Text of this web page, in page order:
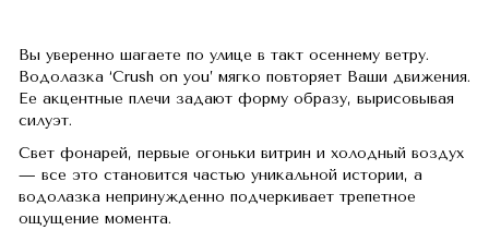
Вы уверенно шагаете по улице в такт осеннему ветру.
Водолазка ‘Crush on you’ мягко повторяет Ваши движения.
Ее акцентные плечи задают форму образу, вырисовывая
силуэт.
Свет фонарей, первые огоньки витрин и холодный воздух
— все это становится частью уникальной истории, а
водолазка непринужденно подчеркивает трепетное
ощущение момента.